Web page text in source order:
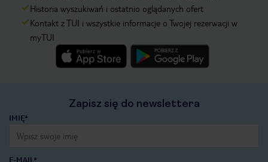
Historia wyszukiwań i ostatnio oglądanych ofert
Kontakt z TUI i wszystkie informacje o Twojej rezerwacji w
myTUI
Zapisz się do newslettera
IMIĘ*
E-MAIL*